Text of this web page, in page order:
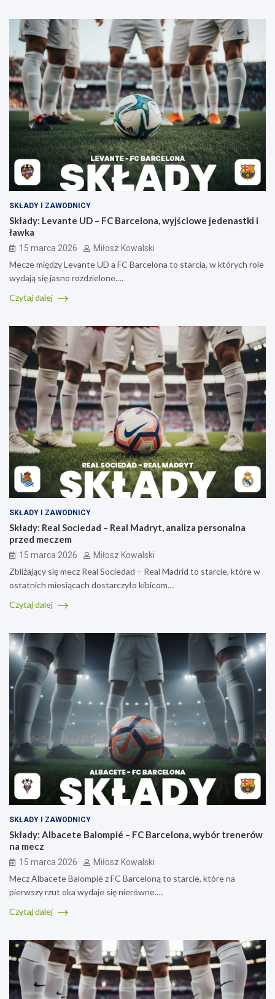
SKŁADY I ZAWODNICY
Składy: Levante UD – FC Barcelona, wyjściowe jedenastki i
ławka
15 marca 2026 Miłosz Kowalski
Mecze między Levante UD a FC Barcelona to starcia, w których role
wydają się jasno rozdzielone.…
Czytaj dalej
SKŁADY I ZAWODNICY
Składy: Real Sociedad – Real Madryt, analiza personalna
przed meczem
15 marca 2026 Miłosz Kowalski
Zbliżający się mecz Real Sociedad – Real Madrid to starcie, które w
ostatnich miesiącach dostarczyło kibicom…
Czytaj dalej
SKŁADY I ZAWODNICY
Składy: Albacete Balompié – FC Barcelona, wybór trenerów
na mecz
15 marca 2026 Miłosz Kowalski
Mecz Albacete Balompié z FC Barceloną to starcie, które na
pierwszy rzut oka wydaje się nierówne.…
Czytaj dalej